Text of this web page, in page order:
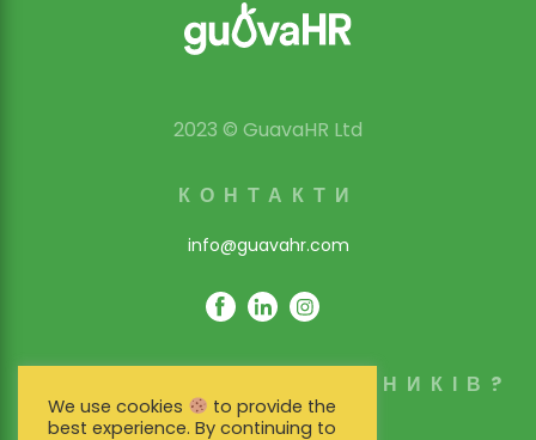
2023 © GuavaHR Ltd
СКІЛЬКИ СПІВРОБІТНИКІВ?
Переваги
КОНТАКТИ
info@guavahr.com
We use cookies
to provide the
best experience. By continuing to